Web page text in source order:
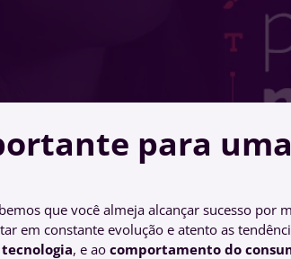
para
que você almeja alcançar sucesso por
em constante evolução e atento as
tecnologia, e ao comportamento do